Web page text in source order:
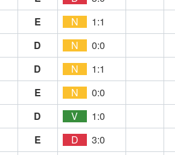
E N
1:1
D N
0:0
D N
1:1
E N
0:0
D V
1:0
E D
3:0